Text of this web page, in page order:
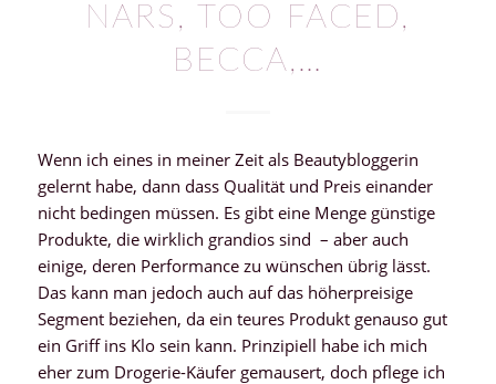
NARS, TOO FACED,
BECCA,…
Wenn ich eines in meiner Zeit als Beautybloggerin
gelernt habe, dann dass Qualität und Preis einander
nicht bedingen müssen. Es gibt eine Menge günstige
Produkte, die wirklich grandios sind – aber auch
einige, deren Performance zu wünschen übrig lässt.
Das kann man jedoch auch auf das höherpreisige
Segment beziehen, da ein teures Produkt genauso gut
ein Griff ins Klo sein kann. Prinzipiell habe ich mich
eher zum Drogerie-Käufer gemausert, doch pflege ich